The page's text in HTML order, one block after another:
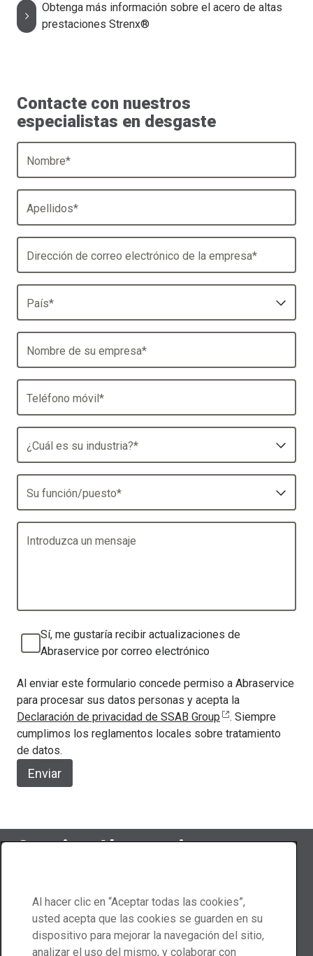
Obtenga más información sobre el acero de altas
prestaciones Strenx®
Contacte con nuestros
especialistas en desgaste
Nombre*
Apellidos*
Dirección de correo electrónico de la empresa*
País*
Nombre de su empresa*
Teléfono móvil *
¿Cuál es su industria?*
Su función/puesto*
Introduzca un mensaje
Sí, me gustaría recibir actualizaciones de
Abraservice por correo electrónico
Al enviar este formulario concede permiso a Abraservice
para procesar sus datos personas y acepta la
Declaración de privacidad de SSAB Group
. Siempre
cumplimos los reglamentos locales sobre tratamiento
de datos.
Enviar
Seguir a Abraservice
Contáctenos
Al hacer clic en “Aceptar todas las cookies”,
usted acepta que las cookies se guarden en su
dispositivo para mejorar la navegación del sitio,
analizar el uso del mismo, y colaborar con